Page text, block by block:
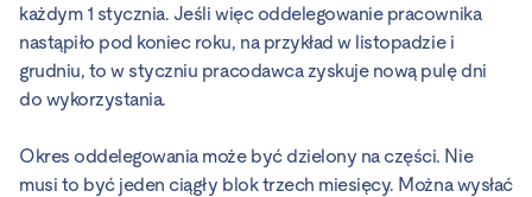
każdym 1 stycznia. Jeśli więc oddelegowanie pracownika
nastąpiło pod koniec roku, na przykład w listopadzie i
grudniu, to w styczniu pracodawca zyskuje nową pulę dni
do wykorzystania.
Okres oddelegowania może być dzielony na części. Nie
musi to być jeden ciągły blok trzech miesięcy. Można wysłać